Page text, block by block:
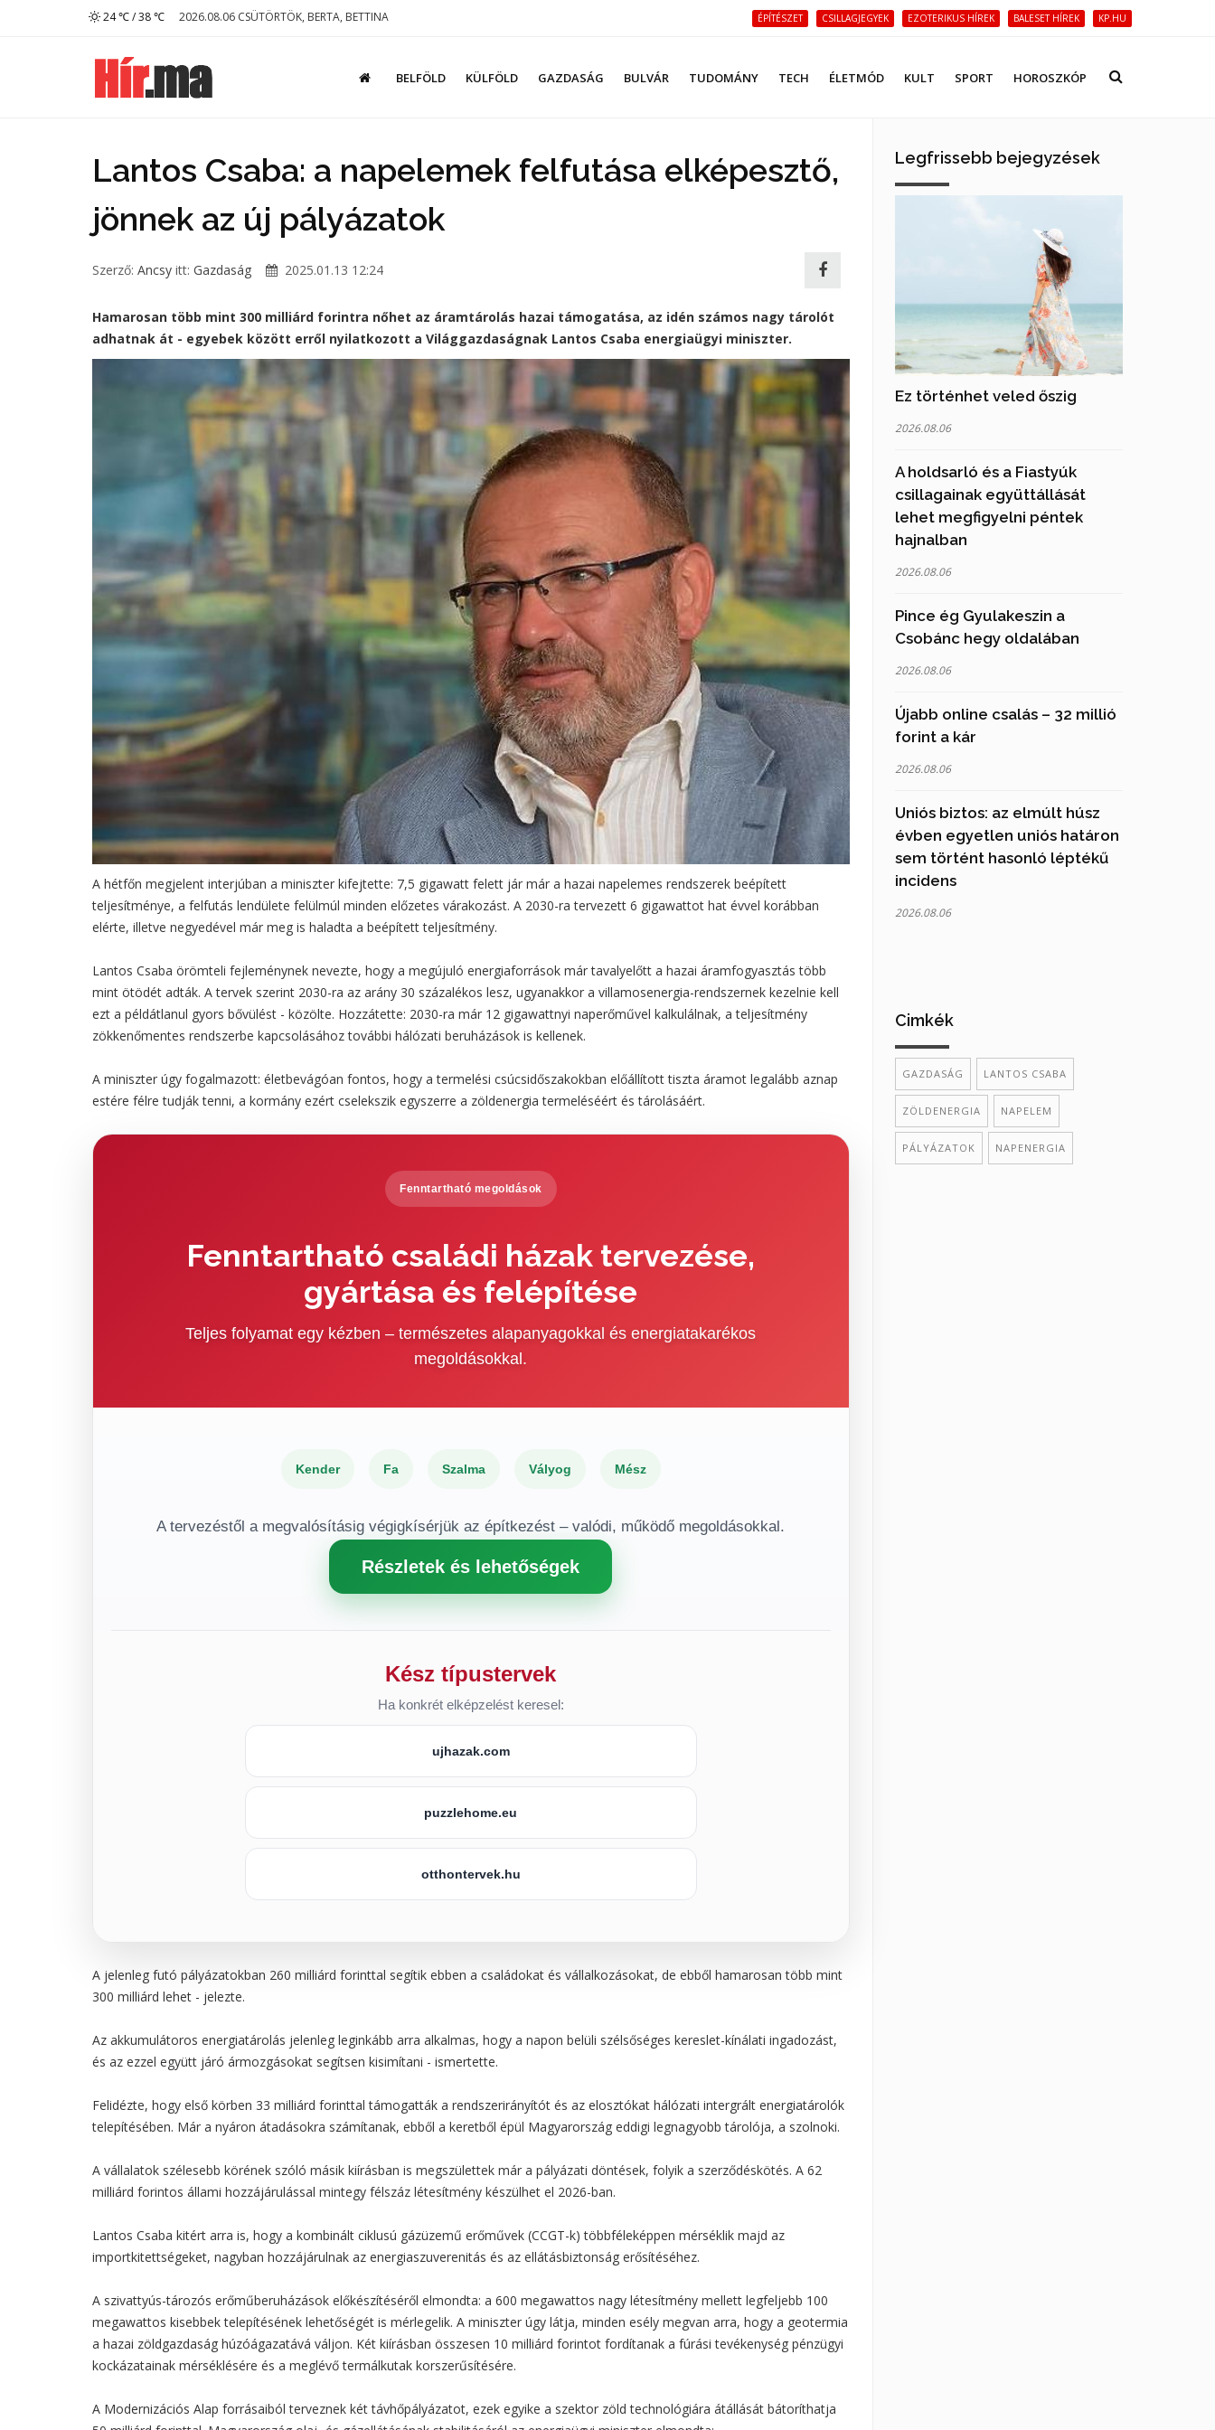
24 ℃ / 38 ℃ 2026.08.06 CSÜTÖRTÖK, BERTA, BETTINA ÉPÍTÉSZET CSILLAGJEGYEK EZOTERIKUS HÍREK BALESET HÍREK KP.HU
BELFÖLD KÜLFÖLD GAZDASÁG BULVÁR TUDOMÁNY TECH ÉLETMÓD KULT SPORT HOROSZKÓP
Lantos Csaba: a napelemek felfutása elképesztő,
jönnek az új pályázatok
Szerző: Ancsy itt: Gazdaság 2025.01.13 12:24
Hamarosan több mint 300 milliárd forintra nőhet az áramtárolás hazai támogatása, az idén számos nagy tárolót
adhatnak át - egyebek között erről nyilatkozott a Világgazdaságnak Lantos Csaba energiaügyi miniszter.
A hétfőn megjelent interjúban a miniszter kifejtette: 7,5 gigawatt felett jár már a hazai napelemes rendszerek beépített
teljesítménye, a felfutás lendülete felülmúl minden előzetes várakozást. A 2030-ra tervezett 6 gigawattot hat évvel korábban
elérte, illetve negyedével már meg is haladta a beépített teljesítmény.
Lantos Csaba örömteli fejleménynek nevezte, hogy a megújuló energiaforrások már tavalyelőtt a hazai áramfogyasztás több
mint ötödét adták. A tervek szerint 2030-ra az arány 30 százalékos lesz, ugyanakkor a villamosenergia-rendszernek kezelnie kell
ezt a példátlanul gyors bővülést - közölte. Hozzátette: 2030-ra már 12 gigawattnyi naperőművel kalkulálnak, a teljesítmény
zökkenőmentes rendszerbe kapcsolásához további hálózati beruházások is kellenek.
A miniszter úgy fogalmazott: életbevágóan fontos, hogy a termelési csúcsidőszakokban előállított tiszta áramot legalább aznap
estére félre tudják tenni, a kormány ezért cselekszik egyszerre a zöldenergia termeléséért és tárolásáért.
Fenntartható megoldások
Fenntartható családi házak tervezése,
gyártása és felépítése
Teljes folyamat egy kézben – természetes alapanyagokkal és energiatakarékos
megoldásokkal.
Kender Fa Szalma Vályog Mész
A tervezéstől a megvalósításig végigkísérjük az építkezést – valódi, működő megoldásokkal.
Részletek és lehetőségek
Kész típustervek
Ha konkrét elképzelést keresel:
ujhazak.com
puzzlehome.eu
otthontervek.hu
A jelenleg futó pályázatokban 260 milliárd forinttal segítik ebben a családokat és vállalkozásokat, de ebből hamarosan több mint
300 milliárd lehet - jelezte.
Az akkumulátoros energiatárolás jelenleg leginkább arra alkalmas, hogy a napon belüli szélsőséges kereslet-kínálati ingadozást,
és az ezzel együtt járó ármozgásokat segítsen kisimítani - ismertette.
Felidézte, hogy első körben 33 milliárd forinttal támogatták a rendszerirányítót és az elosztókat hálózati intergrált energiatárolók
telepítésében. Már a nyáron átadásokra számítanak, ebből a keretből épül Magyarország eddigi legnagyobb tárolója, a szolnoki.
A vállalatok szélesebb körének szóló másik kiírásban is megszülettek már a pályázati döntések, folyik a szerződéskötés. A 62
milliárd forintos állami hozzájárulással mintegy félszáz létesítmény készülhet el 2026-ban.
Lantos Csaba kitért arra is, hogy a kombinált ciklusú gázüzemű erőművek (CCGT-k) többféleképpen mérséklik majd az
importkitettségeket, nagyban hozzájárulnak az energiaszuverenitás és az ellátásbiztonság erősítéséhez.
A szivattyús-tározós erőműberuházások előkészítéséről elmondta: a 600 megawattos nagy létesítmény mellett legfeljebb 100
megawattos kisebbek telepítésének lehetőségét is mérlegelik. A miniszter úgy látja, minden esély megvan arra, hogy a geotermia
a hazai zöldgazdaság húzóágazatává váljon. Két kiírásban összesen 10 milliárd forintot fordítanak a fúrási tevékenység pénzügyi
kockázatainak mérséklésére és a meglévő termálkutak korszerűsítésére.
A Modernizációs Alap forrásaiból terveznek két távhőpályázatot, ezek egyike a szektor zöld technológiára átállását bátoríthatja
Legfrissebb bejegyzések
Ez történhet veled őszig
2026.08.06
A holdsarló és a Fiastyúk
csillagainak együttállását
lehet megfigyelni péntek
hajnalban
2026.08.06
Pince ég Gyulakeszin a
Csobánc hegy oldalában
2026.08.06
Újabb online csalás – 32 millió
forint a kár
2026.08.06
Uniós biztos: az elmúlt húsz
évben egyetlen uniós határon
sem történt hasonló léptékű
incidens
2026.08.06
Cimkék
GAZDASÁG LANTOS CSABA
ZÖLDENERGIA NAPELEM
PÁLYÁZATOK NAPENERGIA